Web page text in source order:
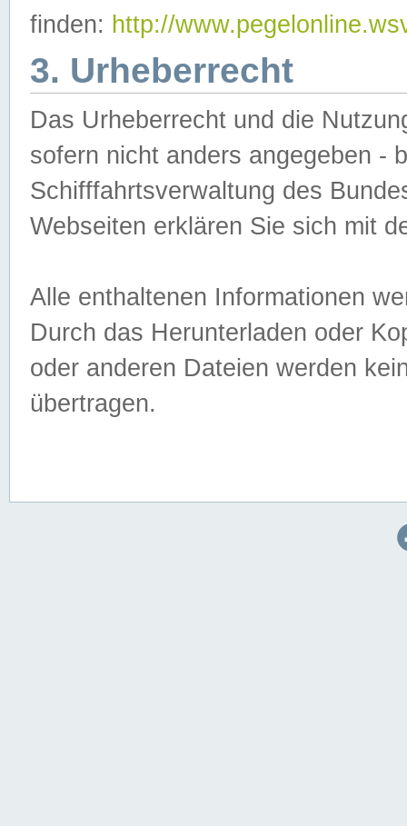
finden: http://
3. Urheberrecht
Das Urheberrecht und die
sofern nicht anders angegeben -
Schifffahrtsverwaltung des
Webseiten erklären Sie sich mit
Alle enthaltenen Informationen
Durch das Herunterladen oder
oder anderen Dateien werden
übertragen.